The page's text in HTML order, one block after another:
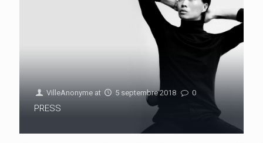
VilleAnonyme at 5 septembre 2018 0
PRESS